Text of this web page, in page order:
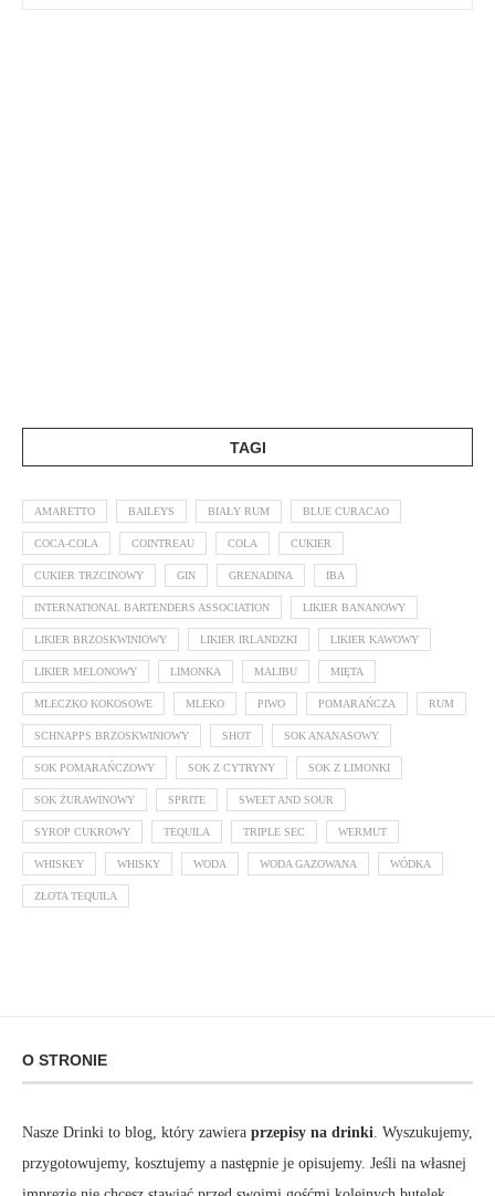
TAGI
AMARETTO BAILEYS BIAŁY RUM BLUE CURACAO
COCA-COLA COINTREAU COLA CUKIER
CUKIER TRZCINOWY GIN GRENADINA IBA
INTERNATIONAL BARTENDERS ASSOCIATION LIKIER BANANOWY
LIKIER BRZOSKWINIOWY LIKIER IRLANDZKI LIKIER KAWOWY
LIKIER MELONOWY LIMONKA MALIBU MIĘTA
MLECZKO KOKOSOWE MLEKO PIWO POMARAŃCZA RUM
SCHNAPPS BRZOSKWINIOWY SHOT SOK ANANASOWY
SOK POMARAŃCZOWY SOK Z CYTRYNY SOK Z LIMONKI
SOK ŻURAWINOWY SPRITE SWEET AND SOUR
SYROP CUKROWY TEQUILA TRIPLE SEC WERMUT
WHISKEY WHISKY WODA WODA GAZOWANA WÓDKA
ZŁOTA TEQUILA
O STRONIE
Nasze Drinki to blog, który zawiera przepisy na drinki . Wyszukujemy,
przygotowujemy, kosztujemy a następnie je opisujemy. Jeśli na własnej